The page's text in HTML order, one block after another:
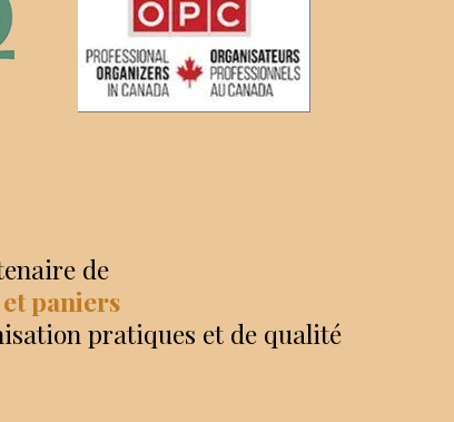
de
et paniers
pratiques et de qualité